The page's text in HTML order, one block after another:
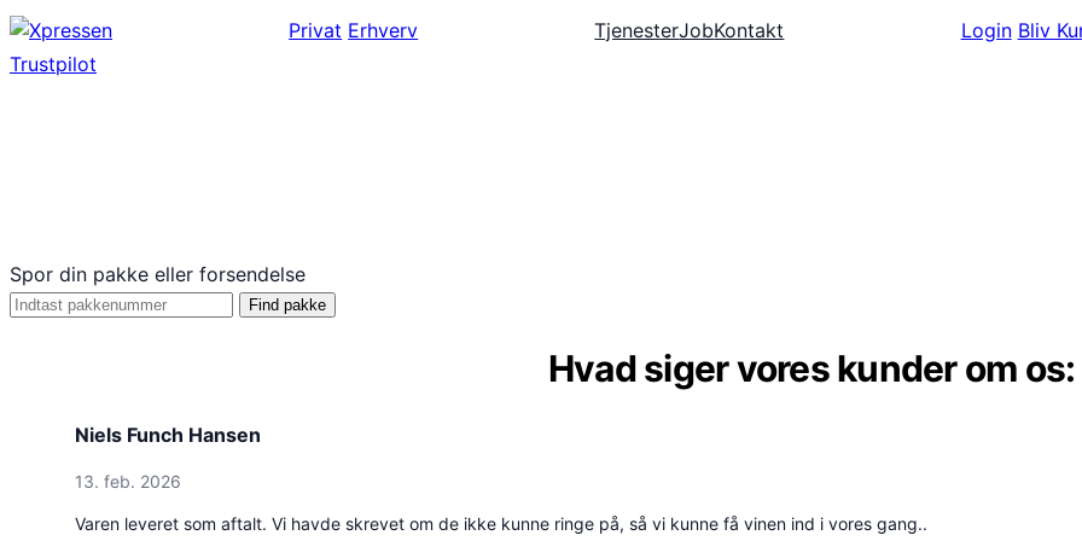
Spring
til
indhold
Privat Erhverv TjenesterJobKontakt Login Bliv
Trustpilot
Spor din pakke eller forsendelse
Find pakke
Hvad siger vores kunder om os:
Niels Funch Hansen
13. feb. 2026
Varen leveret som aftalt. Vi havde skrevet om de ikke kunne ringe på, så vi kunne få vinen ind i vores gang..